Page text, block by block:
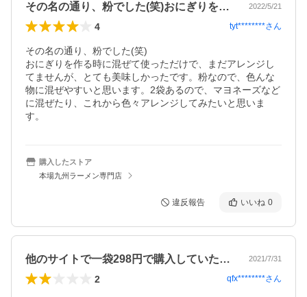
その名の通り、粉でした(笑)おにぎりを… 2022/5/21
4 tyt********さん
その名の通り、粉でした(笑)
おにぎりを作る時に混ぜて使っただけで、まだアレンジし
てませんが、とても美味しかったです。粉なので、色んな
物に混ぜやすいと思います。2袋あるので、マヨネーズなど
に混ぜたり、これから色々アレンジしてみたいと思いま
す。
購入したストア
本場九州ラーメン専門店
違反報告 いいね 0
他のサイトで一袋298円で購入していた… 2021/7/31
2 qfx********さん